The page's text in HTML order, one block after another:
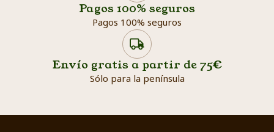
Pagos 100% seguros
Pagos 100% seguros
Envío gratis a partir de 75€
Sólo para la península